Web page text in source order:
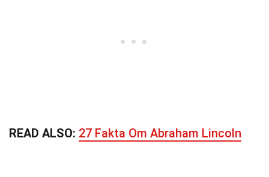
READ ALSO: 27 Fakta Om Abraham Lincoln